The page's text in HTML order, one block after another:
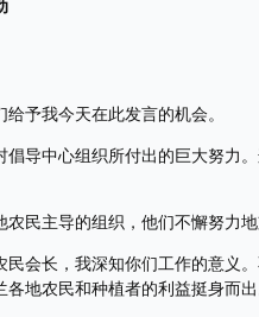
予我今天在此发言的机会。
导中心组织所付出的巨大努力
民主导的组织，他们不懈努力
会长，我深知你们工作的意义
地农民和种植者的利益挺身而出